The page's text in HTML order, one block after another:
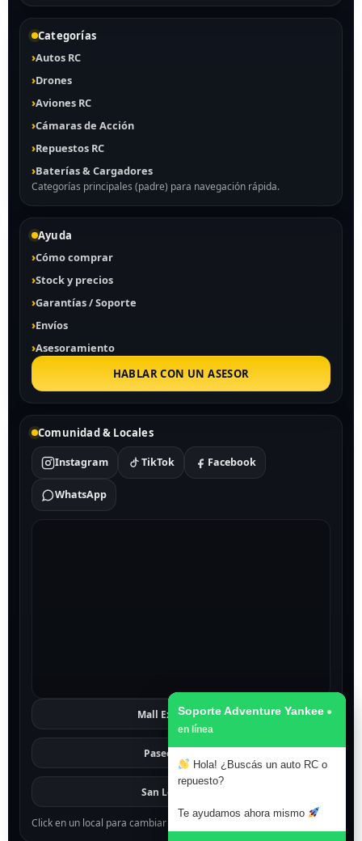
Categorías
Autos RC
Drones
Aviones RC
Cámaras de Acción
Repuestos RC
Baterías & Cargadores
Categorías principales (padre) para navegación rápida.
Ayuda
Cómo comprar
Stock y precios
Garantías / Soporte
Envíos
Asesoramiento
HABLAR CON UN ASESOR
Comunidad & Locales
Instagram TikTok Facebook
WhatsApp
Mall Excelsior Ver
Paseo 1811
San Lorenzo
Click en un local para cambiar el mapa.
Soporte Adventure Yankee
Hola! ¿Buscás un auto RC o
repuesto?
Te ayudamos ahora mismo